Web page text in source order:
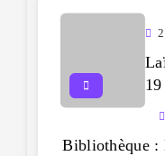
Bibliothèque :